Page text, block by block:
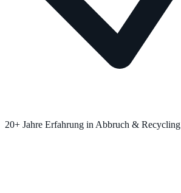
20+ Jahre Erfahrung in Abbruch & Recycling